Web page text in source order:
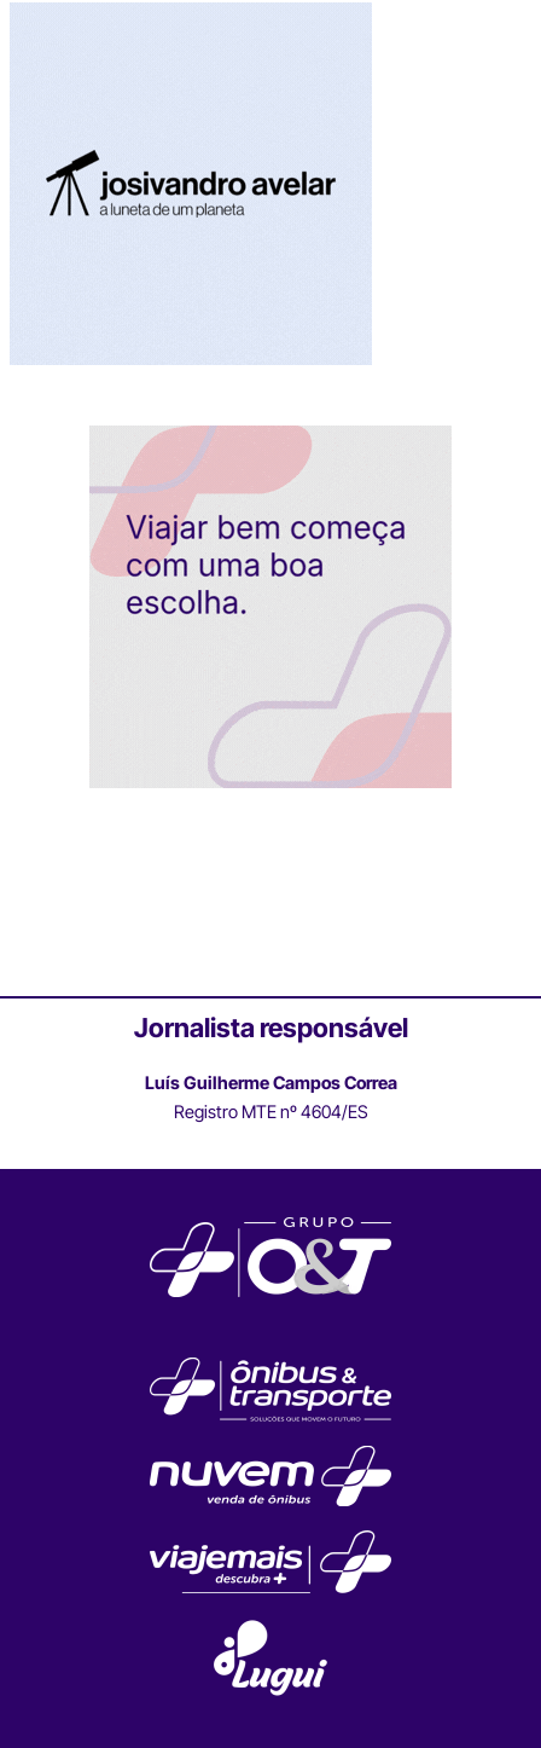
Jornalista responsável
Luís Guilherme Campos Correa
Registro MTE nº 4604/ES